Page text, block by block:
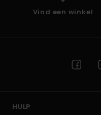
Vind een winkel
HULP